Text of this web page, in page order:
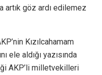
artık göz ardı edilemez
Kızılcahamam
ele aldığı yazısında
AKP’li milletvekilleri